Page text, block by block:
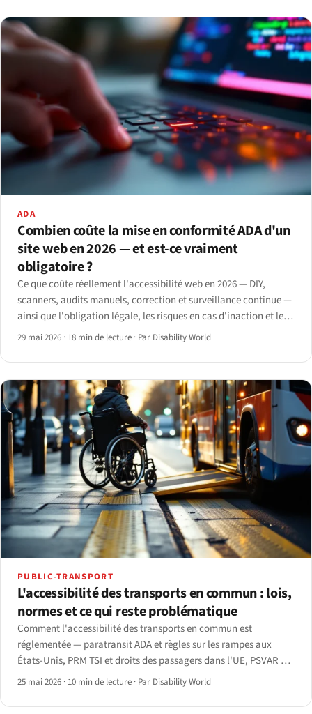
ADA
Combien coûte la mise en conformité ADA d'un
site web en 2026 — et est-ce vraiment
obligatoire ?
Ce que coûte réellement l'accessibilité web en 2026 — DIY,
scanners, audits manuels, correction et surveillance continue —
ainsi que l'obligation légale, les risques en cas d'inaction et le
moment de faire appel à un professionnel.
29 mai 2026 · 18 min de lecture · Par Disability World
PUBLIC-TRANSPORT
L'accessibilité des transports en commun : lois,
normes et ce qui reste problématique
Comment l'accessibilité des transports en commun est
réglementée — paratransit ADA et règles sur les rampes aux
États-Unis, PRM TSI et droits des passagers dans l'UE, PSVAR au
Royaume-Uni — et les lacunes persistantes, du quai à
25 mai 2026 · 10 min de lecture · Par Disability World